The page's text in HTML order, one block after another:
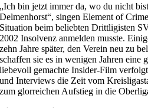
„Ich bin jetzt immer da, wo du nicht
Delmenhorst“, singen Element of
Situation beim beliebten Drittligisten
2002 Insolvenz anmelden musste.
zehn Jahre später, den Verein neu zu
schaffen sie es in wenigen Jahren eine
liebevoll gemachte Insider-Film
und Interviews die Zeit vom
zum glorreichen Aufstieg in die